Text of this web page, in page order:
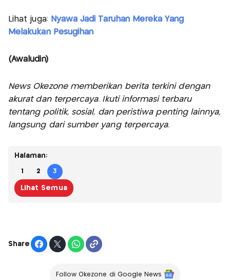
Lihat juga: Nyawa Jadi Taruhan Mereka Yang
Melakukan Pesugihan
(Awaludin)
News Okezone memberikan berita terkini dengan
akurat dan terpercaya. Ikuti informasi terbaru
tentang politik, sosial, dan peristiwa penting lainnya,
langsung dari sumber yang terpercaya.
Halaman:
1 2 3
Lihat Semua
Share
Follow Okezone di Google News